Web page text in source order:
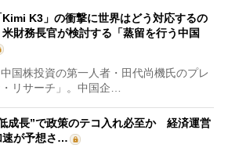
Kimi K3」の衝撃に世界はどう対応するの
財務長官が検討する「蒸留を行う中国
国株投資の第一人者・田代尚機氏のプレ
リサーチ」。中国企…
成長”で政策のテコ入れ必至か 経済運営
速が予想さ…